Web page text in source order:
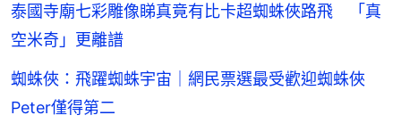
泰國寺廟七彩雕像睇真竟有比卡超蜘蛛俠路飛 「真
空米奇」更離譜
蜘蛛俠：飛躍蜘蛛宇宙｜網民票選最受歡迎蜘蛛俠
Peter僅得第二